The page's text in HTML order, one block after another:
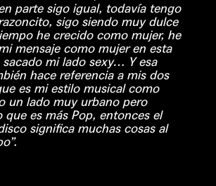
parte sigo igual, todavía tengo
sigo siendo muy dulce
he crecido como mujer, he
mensaje como mujer en esta
mi lado sexy… Y esa
hace referencia a mis dos
es mi estilo musical como
un lado muy urbano pero
que es más Pop, entonces el
significa muchas cosas al